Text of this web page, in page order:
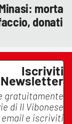
morta
donati
Iscriviti
gratuitamente
di Il Vibonese
e iscriviti